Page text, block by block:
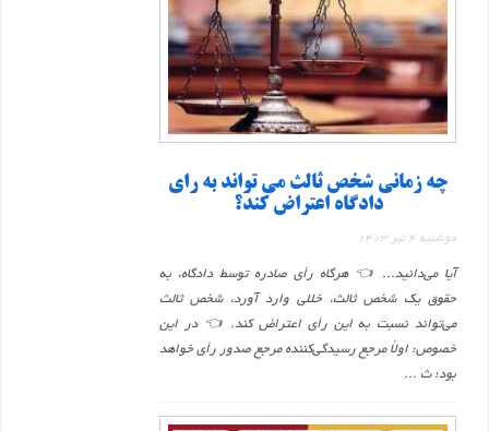
چه زمانی شخص ثالث می تواند به رای
دادگاه اعتراض کند؟
دوشنبه 4 تیر 1403
آیا می‌دانید... 👈 هرگاه رأی صادره توسط دادگاه، به
حقوق یک شخص ثالث، خللی وارد آورد، شخص ثالث
می‌تواند نسبت به این رأی اعتراض کند. 👈 در این
خصوص: اولاً مرجع رسیدگی‌کننده مرجع صدور رأی خواهد
بود؛ ث ...